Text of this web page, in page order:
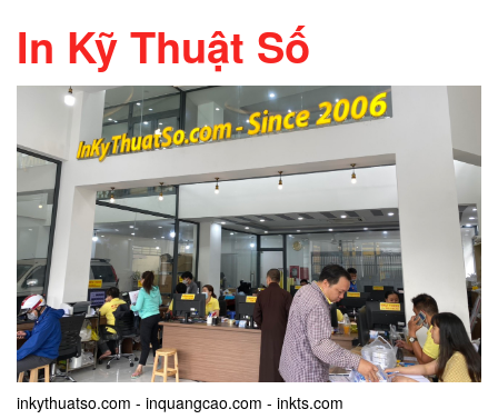
In Kỹ Thuật Số
inkythuatso.com - inquangcao.com - inkts.com